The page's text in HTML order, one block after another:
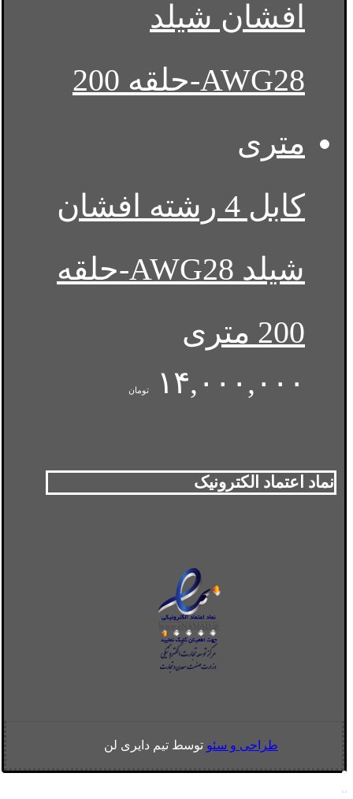
کابل 4 رشته افشان
شیلد AWG28-حلقه
200 متری
۱۴,۰۰۰,۰۰۰
تومان
نماد اعتماد الکترونیک
طراحی و سئو توسط تیم دایری لن